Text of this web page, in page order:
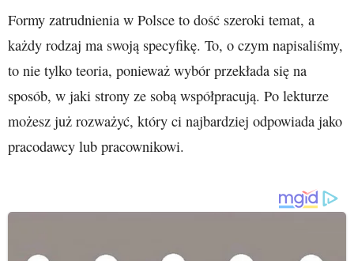
Formy zatrudnienia w Polsce to dość szeroki temat, a
każdy rodzaj ma swoją specyfikę. To, o czym napisaliśmy,
to nie tylko teoria, ponieważ wybór przekłada się na
sposób, w jaki strony ze sobą współpracują. Po lekturze
możesz już rozważyć, który ci najbardziej odpowiada jako
pracodawcy lub pracownikowi.